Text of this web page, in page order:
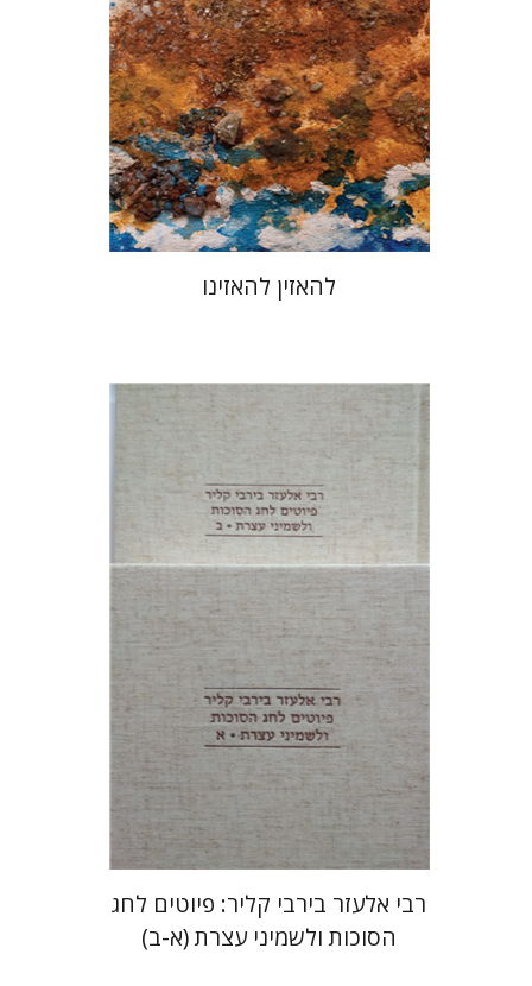
הנחת אתר ספר מודפס
$53
$48
להאזין להאזינו
שולמית אליצור
הנחת אתר ספר מודפס
$125
$112
רבי אלעזר בירבי קליר: פיוטים לחג
הסוכות ולשמיני עצרת (א-ב)